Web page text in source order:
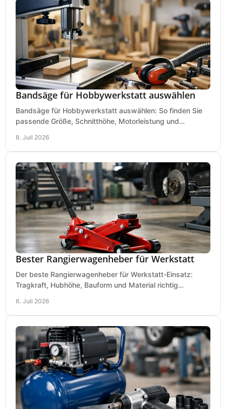
Bandsäge für Hobbywerkstatt auswählen
Bandsäge für Hobbywerkstatt auswählen: So finden Sie
passende Größe, Schnitthöhe, Motorleistung und
8. Juli 2026
Bester Rangierwagenheber für Werkstatt
Der beste Rangierwagenheber für Werkstatt-Einsatz:
Tragkraft, Hubhöhe, Bauform und Material richtig
6. Juli 2026